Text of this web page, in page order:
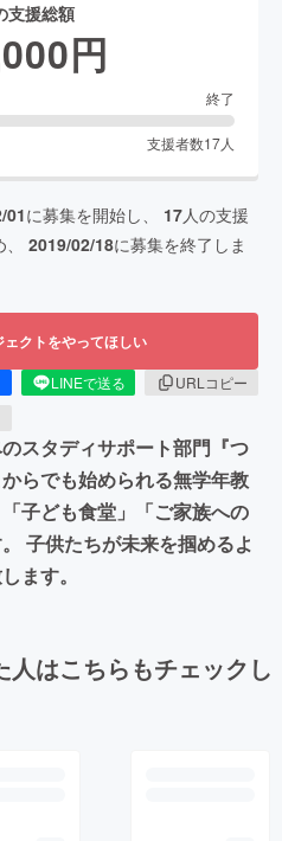
支援総額
円
終了
支援者数17人
01に募集を開始し、 17人の支援
2019/02/18に募集を終了しま
ェクトをやってほしい
LINEで送る
URLコピー
スタディサポート部門『つ
らでも始められる無学年教
子ども食堂」「ご家族への
子供たちが未来を掴めるよ
ます。
はこちらもチェックし